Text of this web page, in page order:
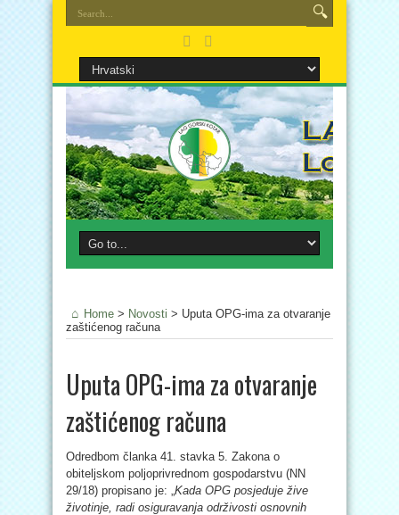
Home > Novosti > Uputa OPG-ima za otvaranje
zaštićenog računa
Uputa OPG-ima za otvaranje
zaštićenog računa
Odredbom članka 41. stavka 5. Zakona o
obiteljskom poljoprivrednom gospodarstvu (NN
29/18) propisano je: „Kada OPG posjeduje žive
životinje, radi osiguravanja održivosti osnovnih